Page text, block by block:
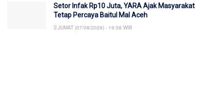
Setor Infak Rp10 Juta, YARA Ajak Masyarakat
Tetap Percaya Baitul Mal Aceh
JUMAT (07/08/2026) - 19:58 WIB